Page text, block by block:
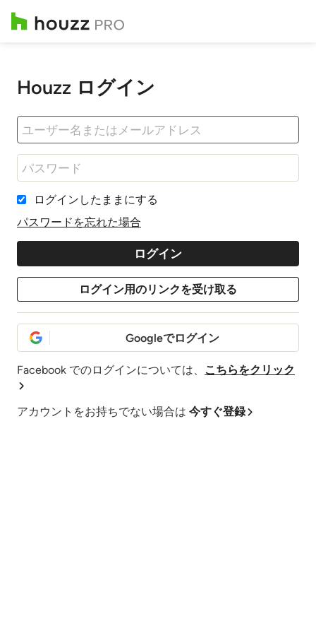
Houzz ログイン
ログインしたままにする
パスワードを忘れた場合
Googleでログイン
Facebook でのログインについては、 こちらをクリック
アカウントをお持ちでない場合は 今すぐ登録